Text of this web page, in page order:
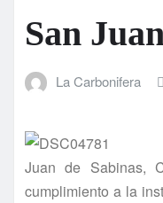
San
La Carbonifera
Juan de Sabinas,
cumplimiento a la